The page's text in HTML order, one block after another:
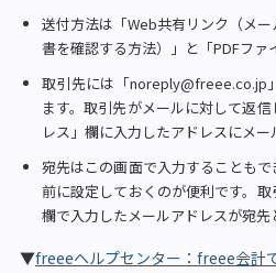
送付方法は「Web共有リンク（メ
書を確認する方法）」と「PDFファ
取引先には「noreply@freee.co.jp
ます。取引先がメールに対して返
レス」欄に入力したアドレスにメー
宛先はこの画面で入力することも
前に設定しておくのが便利です。取
欄で入力したメールアドレスが宛先
▼freeeヘルプセンター：freee会計